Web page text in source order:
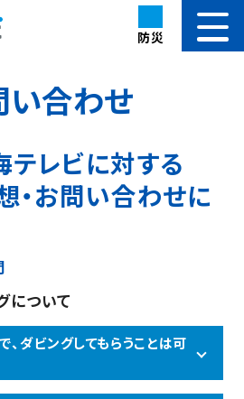
防災
い合わせ
レビに対する
・お問い合わせに
について
、ダビングしてもらうことは可